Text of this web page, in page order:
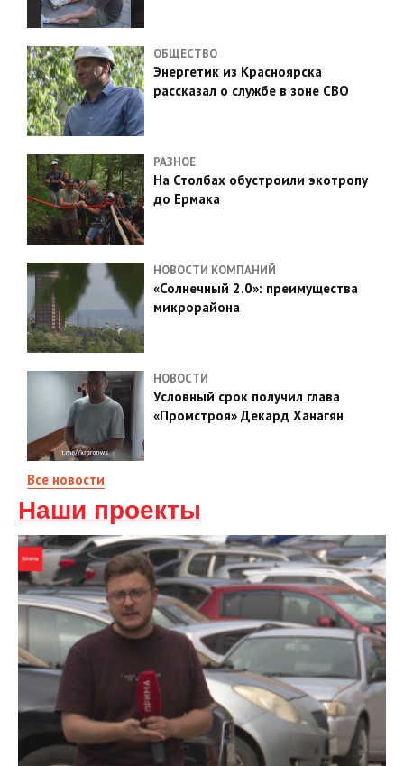
ОБЩЕСТВО
Энергетик из Красноярска
рассказал о службе в зоне СВО
РАЗНОЕ
На Столбах обустроили экотропу
до Ермака
НОВОСТИ КОМПАНИЙ
«Солнечный 2.0»: преимущества
микрорайона
НОВОСТИ
Условный срок получил глава
«Промстроя» Декард Ханагян
Все новости
Наши проекты